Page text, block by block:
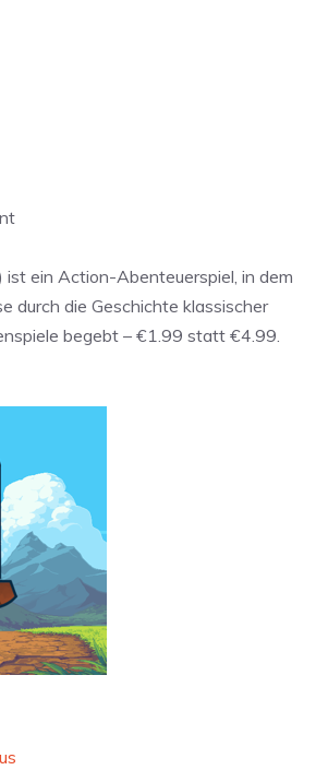
ist ein Action-Abenteuerspiel, in dem
durch die Geschichte klassischer
begebt – €1.99 statt €4.99.